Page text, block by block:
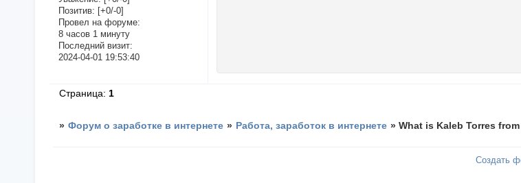
Позитив: [+0/-0]
Провел на форуме:
8 часов 1 минуту
Последний визит:
2024-04-01 19:53:40
Страница: 1
» Форум о заработке в интернете » Работа, заработок в интернете »What is Kaleb Torres
Создать